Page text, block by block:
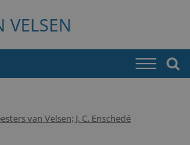
VELSEN
van Velsen; J. C. Enschedé